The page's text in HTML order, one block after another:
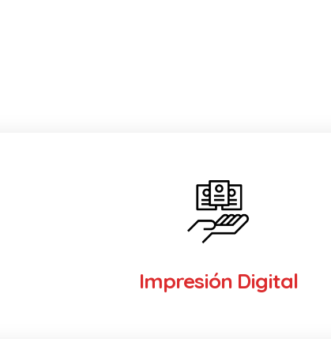
Impresión Digital